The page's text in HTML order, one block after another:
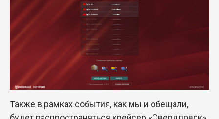
Также в рамках события, как мы и обещали,